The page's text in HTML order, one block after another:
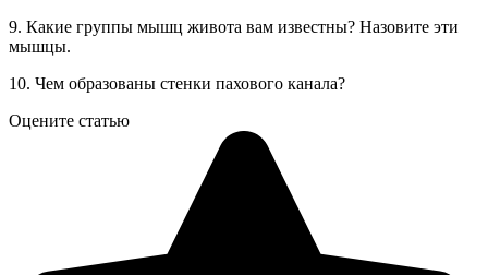
9. Какие группы мышц живота вам известны? Назовите эти
мышцы.
10. Чем образованы стенки пахового канала?
Оцените статью